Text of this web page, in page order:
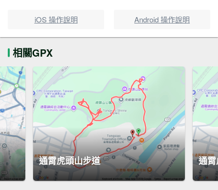
iOS 操作說明 Android 操作說明
相關GPX
通霄虎頭山步道 通